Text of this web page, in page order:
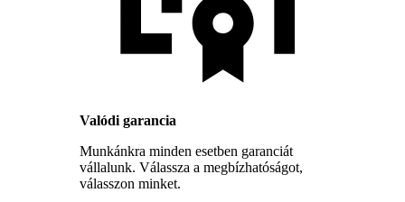
Valódi garancia
Munkánkra minden esetben garanciát
vállalunk. Válassza a megbízhatóságot,
válasszon minket.